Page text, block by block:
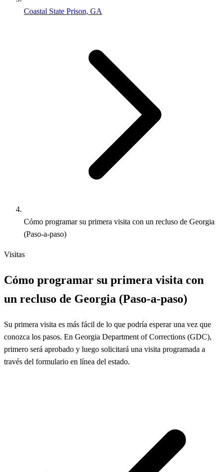
Coastal State Prison, GA
Cómo programar su primera visita con un recluso de Georgia
(Paso‑a‑paso)
Visitas
Cómo programar su primera visita con
un recluso de Georgia (Paso‑a‑paso)
Su primera visita es más fácil de lo que podría esperar una vez que
conozca los pasos. En Georgia Department of Corrections (GDC),
primero será aprobado y luego solicitará una visita programada a
través del formulario en línea del estado.